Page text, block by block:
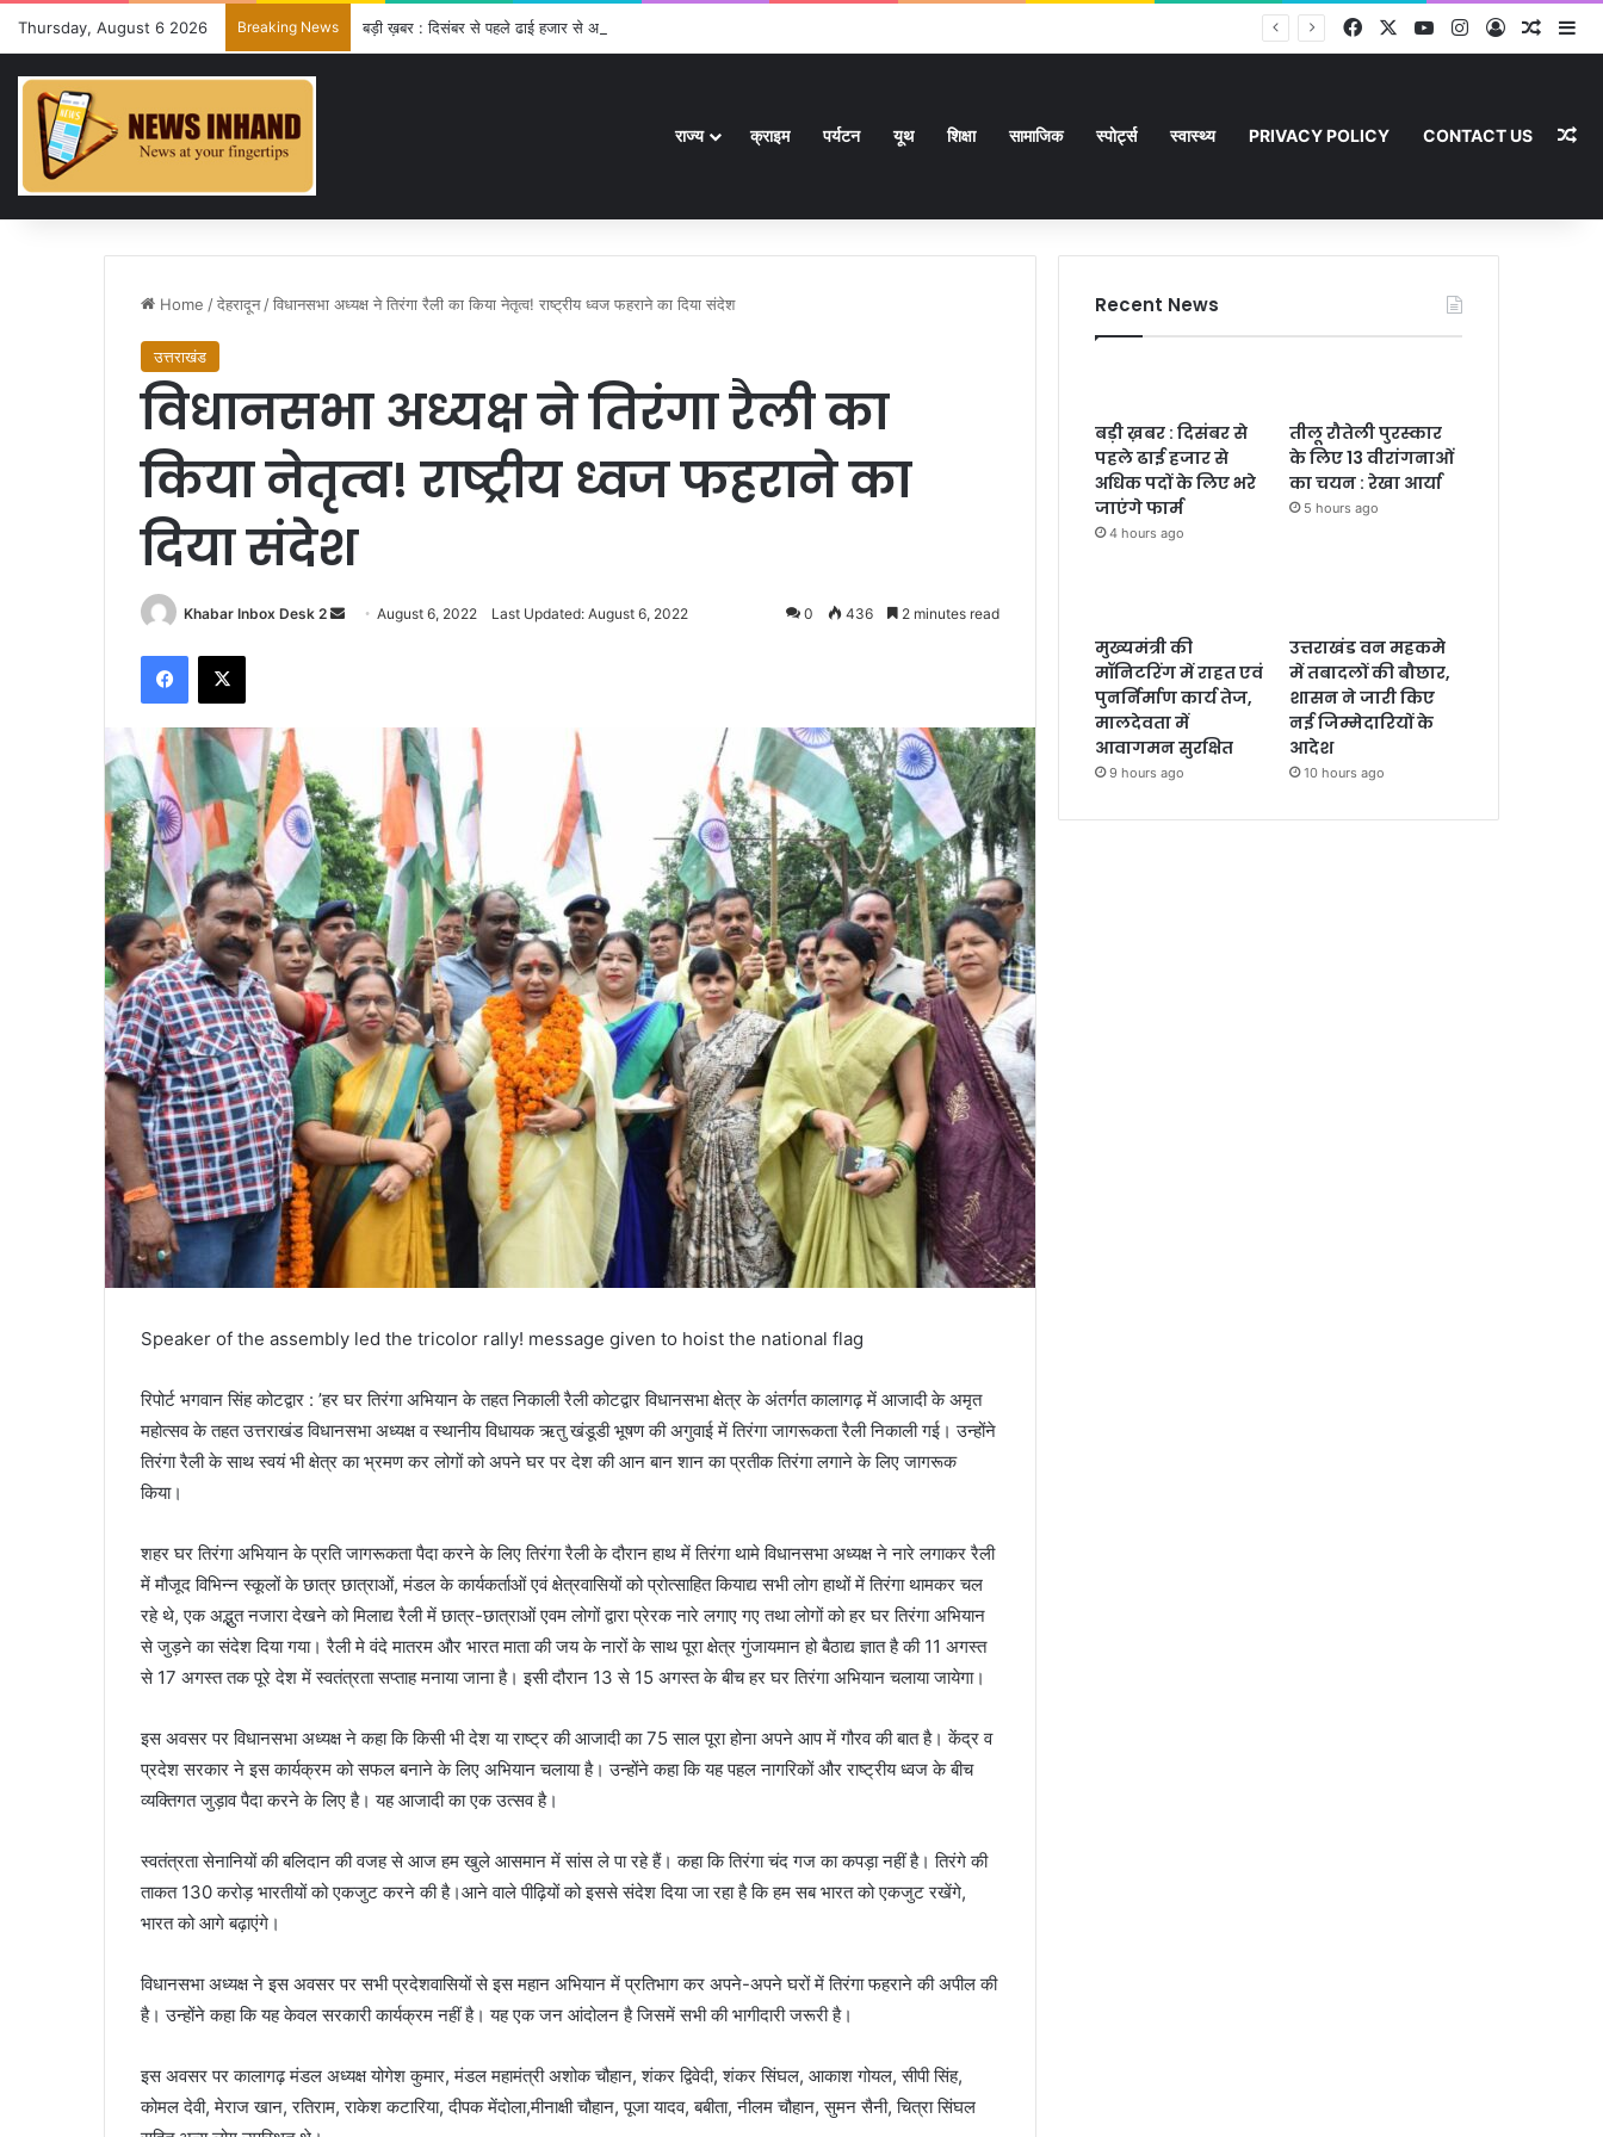
Thursday, August 6 2026 Breaking News बड़ी ख़बर : दिसंबर से पहले ढाई हजार से अधिक पदों के लिए भरे जाएंगे फार्म FacebookYouTubeInstagram
Log In
राज्य क्राइम पर्यटन यूथ शिक्षा सामाजिक स्पोर्ट्स स्वास्थ्य PRIVACY POLICY CONTACT US
Home /देहरादून /विधानसभा अध्यक्ष ने तिरंगा रैली का किया नेतृत्व! राष्ट्रीय ध्वज फहराने का दिया संदेश
उत्तराखंड
विधानसभा अध्यक्ष ने तिरंगा रैली का
किया नेतृत्व! राष्ट्रीय ध्वज फहराने का
दिया संदेश
Khabar Inbox Desk 2
SendAugust 6, 2022 Last Updated: August 6, 2022 0 436 2 minutes read
Facebook
X
Speaker of the assembly led the tricolor rally! message given to hoist the national flag
रिपोर्ट भगवान सिंह कोटद्वार : ’हर घर तिरंगा अभियान के तहत निकाली रैली कोटद्वार विधानसभा क्षेत्र के अंतर्गत कालागढ़ में आजादी के अमृत
महोत्सव के तहत उत्तराखंड विधानसभा अध्यक्ष व स्थानीय विधायक ऋतु खंडूडी भूषण की अगुवाई में तिरंगा जागरूकता रैली निकाली गई। उन्होंने
तिरंगा रैली के साथ स्वयं भी क्षेत्र का भ्रमण कर लोगों को अपने घर पर देश की आन बान शान का प्रतीक तिरंगा लगाने के लिए जागरूक
किया।
शहर घर तिरंगा अभियान के प्रति जागरूकता पैदा करने के लिए तिरंगा रैली के दौरान हाथ में तिरंगा थामे विधानसभा अध्यक्ष ने नारे लगाकर रैली
में मौजूद विभिन्न स्कूलों के छात्र छात्राओं, मंडल के कार्यकर्ताओं एवं क्षेत्रवासियों को प्रोत्साहित कियाद्य सभी लोग हाथों में तिरंगा थामकर चल
रहे थे, एक अद्भुत नजारा देखने को मिलाद्य रैली में छात्र-छात्राओं एवम लोगों द्वारा प्रेरक नारे लगाए गए तथा लोगों को हर घर तिरंगा अभियान
से जुड़ने का संदेश दिया गया। रैली मे वंदे मातरम और भारत माता की जय के नारों के साथ पूरा क्षेत्र गुंजायमान हो बैठाद्य ज्ञात है की 11 अगस्त
से 17 अगस्त तक पूरे देश में स्वतंत्रता सप्ताह मनाया जाना है। इसी दौरान 13 से 15 अगस्त के बीच हर घर तिरंगा अभियान चलाया जायेगा।
इस अवसर पर विधानसभा अध्यक्ष ने कहा कि किसी भी देश या राष्ट्र की आजादी का 75 साल पूरा होना अपने आप में गौरव की बात है। केंद्र व
प्रदेश सरकार ने इस कार्यक्रम को सफल बनाने के लिए अभियान चलाया है। उन्होंने कहा कि यह पहल नागरिकों और राष्ट्रीय ध्वज के बीच
व्यक्तिगत जुड़ाव पैदा करने के लिए है। यह आजादी का एक उत्सव है।
स्वतंत्रता सेनानियों की बलिदान की वजह से आज हम खुले आसमान में सांस ले पा रहे हैं। कहा कि तिरंगा चंद गज का कपड़ा नहीं है। तिरंगे की
ताकत 130 करोड़ भारतीयों को एकजुट करने की है।आने वाले पीढ़ियों को इससे संदेश दिया जा रहा है कि हम सब भारत को एकजुट रखेंगे,
भारत को आगे बढ़ाएंगे।
विधानसभा अध्यक्ष ने इस अवसर पर सभी प्रदेशवासियों से इस महान अभियान में प्रतिभाग कर अपने-अपने घरों में तिरंगा फहराने की अपील की
है। उन्होंने कहा कि यह केवल सरकारी कार्यक्रम नहीं है। यह एक जन आंदोलन है जिसमें सभी की भागीदारी जरूरी है।
इस अवसर पर कालागढ़ मंडल अध्यक्ष योगेश कुमार, मंडल महामंत्री अशोक चौहान, शंकर द्विवेदी, शंकर सिंघल, आकाश गोयल, सीपी सिंह,
कोमल देवी, मेराज खान, रतिराम, राकेश कटारिया, दीपक मेंदोला,मीनाक्षी चौहान, पूजा यादव, बबीता, नीलम चौहान, सुमन सैनी, चित्रा सिंघल
Recent News
बड़ी ख़बर : दिसंबर से
पहले ढाई हजार से
अधिक पदों के लिए भरे
जाएंगे फार्म
4 hours ago
तीलू रौतेली पुरस्कार
के लिए 13 वीरांगनाओं
का चयन : रेखा आर्या
5 hours ago
मुख्यमंत्री की
मॉनिटरिंग में राहत एवं
पुनर्निर्माण कार्य तेज,
मालदेवता में
आवागमन सुरक्षित
9 hours ago
उत्तराखंड वन महकमे
में तबादलों की बौछार,
शासन ने जारी किए
नई जिम्मेदारियों के
आदेश
10 hours ago